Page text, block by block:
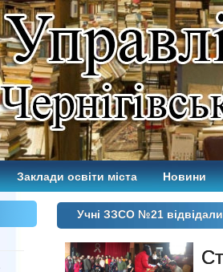
Заклади освіти міста Новини
Учні ЗЗСО №21 відвідали